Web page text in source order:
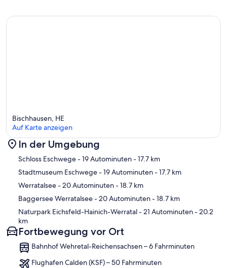
Karte
Bischhausen, HE
Auf Karte anzeigen
In der Umgebung
Schloss Eschwege- 19 Autominuten- 17.7 km
Stadtmuseum Eschwege- 19 Autominuten- 17.7 km
Werratalsee- 20 Autominuten- 18.7 km
Baggersee Werratalsee- 20 Autominuten- 18.7 km
Naturpark Eichsfeld-Hainich-Werratal- 21 Autominuten- 20.2
km
Fortbewegung vor Ort
Bahnhof Wehretal-Reichensachsen – 6 Fahrminuten
Flughafen Calden (KSF) – 50 Fahrminuten